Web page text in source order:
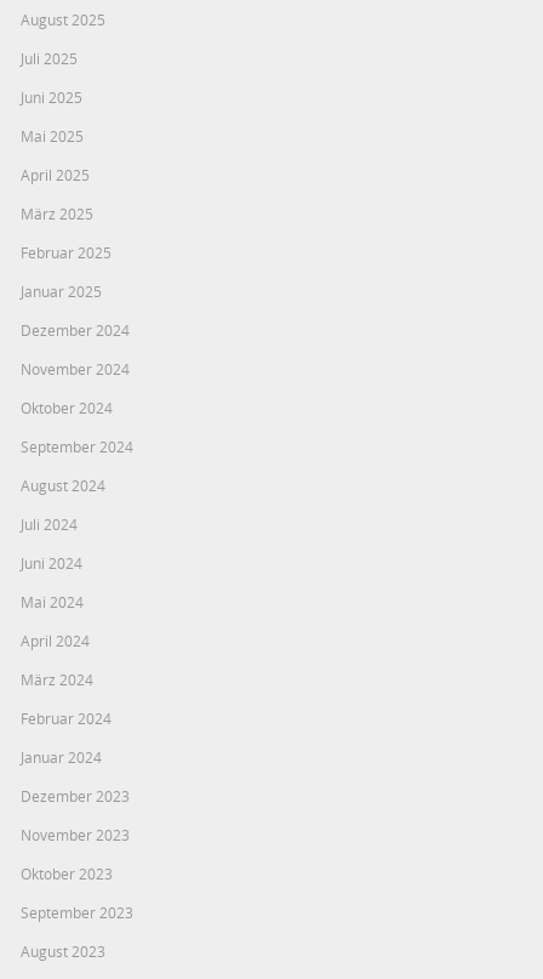
August 2025
Juli 2025
Juni 2025
Mai 2025
April 2025
März 2025
Februar 2025
Januar 2025
Dezember 2024
November 2024
Oktober 2024
September 2024
August 2024
Juli 2024
Juni 2024
Mai 2024
April 2024
März 2024
Februar 2024
Januar 2024
Dezember 2023
November 2023
Oktober 2023
September 2023
August 2023